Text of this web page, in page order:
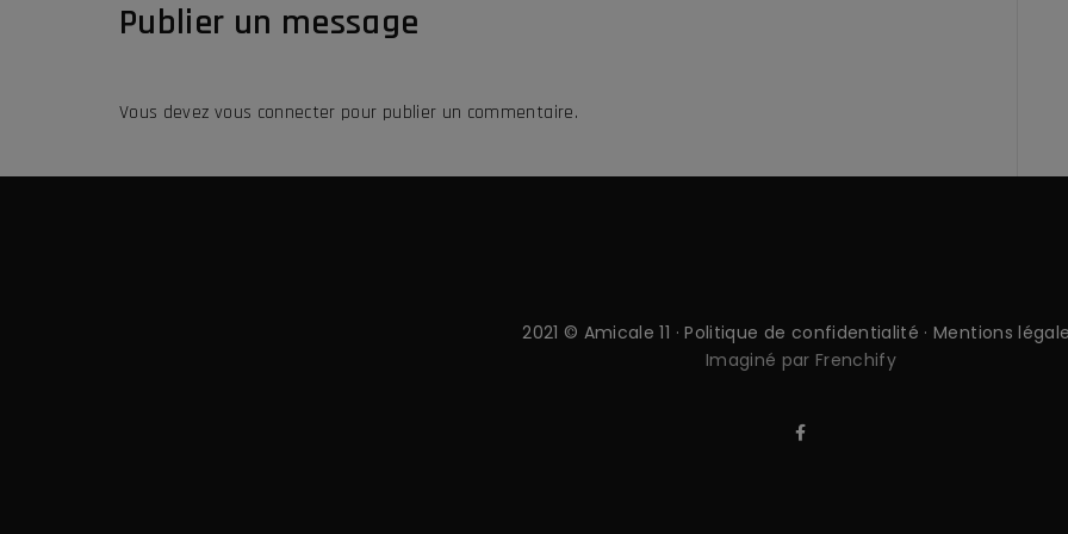
Publier un message
Vous devez vous connecter pour publier un commentaire.
2021 © Amicale 11 ·Politique de confidentialité ·Mentions
Imaginé par Frenchify